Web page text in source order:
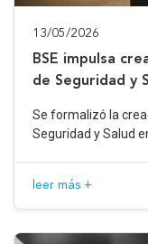
13/05/2026
BSE impulsa
de Seguridad y
Se formalizó la
Seguridad y Salud
leer más +